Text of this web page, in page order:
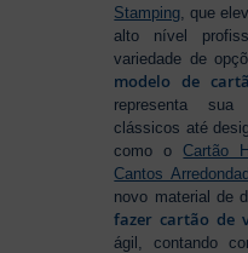
Stamping , que
alto nível
variedade de
modelo de
representa
clássicos até
como oCartão
Cantos
novo material de
fazer cartão de
ágil, contando